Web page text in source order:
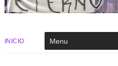
INICIO